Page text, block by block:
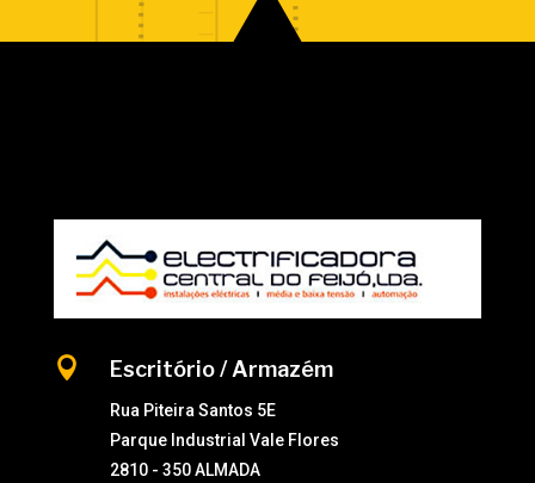
 Escritório / Armazém
Rua Piteira Santos 5E
Parque Industrial Vale Flores
2810 - 350 ALMADA